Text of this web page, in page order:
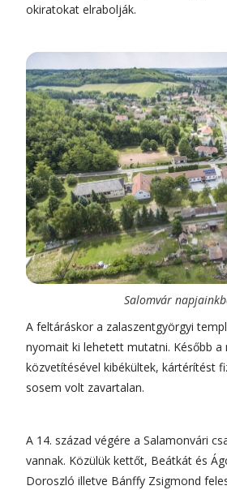
okiratokat elrabolják.
Salomvár
A feltáráskor a zalaszentgyörgyi
nyomait ki lehetett mutatni. Később a
közvetítésével kibékültek, kártérítést
sosem volt zavartalan.
A 14. század végére a Salamonvári
vannak. Közülük kettőt, Beátkát és
Doroszló illetve Bánffy Zsigmond